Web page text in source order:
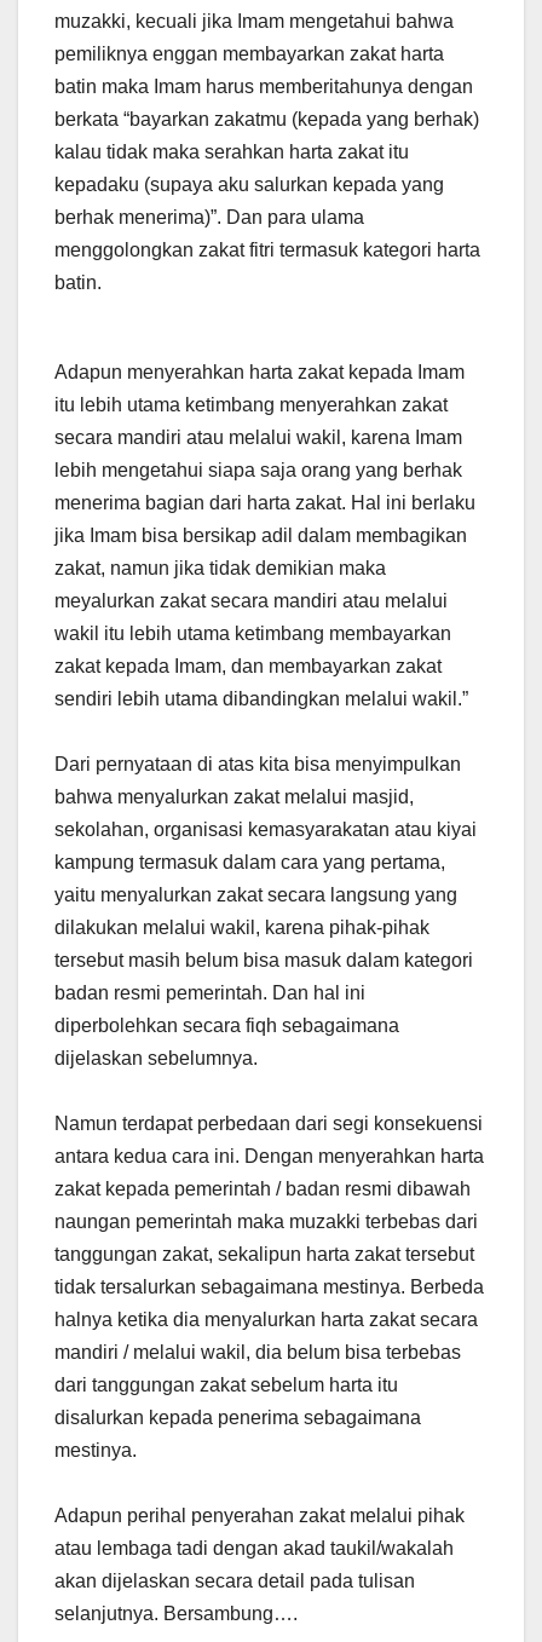
muzakki, kecuali jika Imam mengetahui bahwa
pemiliknya enggan membayarkan zakat harta
batin maka Imam harus memberitahunya dengan
berkata “bayarkan zakatmu (kepada yang berhak)
kalau tidak maka serahkan harta zakat itu
kepadaku (supaya aku salurkan kepada yang
berhak menerima)”. Dan para ulama
menggolongkan zakat fitri termasuk kategori harta
batin.
Adapun menyerahkan harta zakat kepada Imam
itu lebih utama ketimbang menyerahkan zakat
secara mandiri atau melalui wakil, karena Imam
lebih mengetahui siapa saja orang yang berhak
menerima bagian dari harta zakat. Hal ini berlaku
jika Imam bisa bersikap adil dalam membagikan
zakat, namun jika tidak demikian maka
meyalurkan zakat secara mandiri atau melalui
wakil itu lebih utama ketimbang membayarkan
zakat kepada Imam, dan membayarkan zakat
sendiri lebih utama dibandingkan melalui wakil.”
Dari pernyataan di atas kita bisa menyimpulkan
bahwa menyalurkan zakat melalui masjid,
sekolahan, organisasi kemasyarakatan atau kiyai
kampung termasuk dalam cara yang pertama,
yaitu menyalurkan zakat secara langsung yang
dilakukan melalui wakil, karena pihak-pihak
tersebut masih belum bisa masuk dalam kategori
badan resmi pemerintah. Dan hal ini
diperbolehkan secara fiqh sebagaimana
dijelaskan sebelumnya.
Namun terdapat perbedaan dari segi konsekuensi
antara kedua cara ini. Dengan menyerahkan harta
zakat kepada pemerintah / badan resmi dibawah
naungan pemerintah maka muzakki terbebas dari
tanggungan zakat, sekalipun harta zakat tersebut
tidak tersalurkan sebagaimana mestinya. Berbeda
halnya ketika dia menyalurkan harta zakat secara
mandiri / melalui wakil, dia belum bisa terbebas
dari tanggungan zakat sebelum harta itu
disalurkan kepada penerima sebagaimana
mestinya.
Adapun perihal penyerahan zakat melalui pihak
atau lembaga tadi dengan akad taukil/wakalah
akan dijelaskan secara detail pada tulisan
selanjutnya. Bersambung….